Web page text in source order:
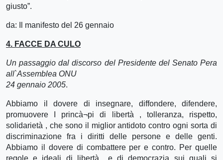
giusto”.
da: Il manifesto del 26 gennaio
4. FACCE DA CULO
Un passaggio dal discorso del Presidente del Senato Pera
all`Assemblea ONU
24 gennaio 2005.
Abbiamo il dovere di insegnare, diffondere, difendere,
promuovere I princà¬pi di libertà , tolleranza, rispetto,
solidarietà , che sono il miglior antidoto contro ogni sorta di
discriminazione fra i diritti delle persone e delle genti.
Abbiamo il dovere di combattere per e contro. Per quelle
regole e ideali di libertà e di democrazia sui quali si